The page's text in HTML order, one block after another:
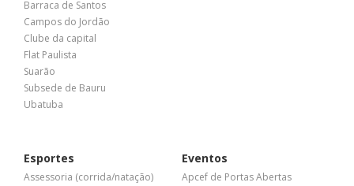
Barraca de Santos
Campos do Jordão
Clube da capital
Flat Paulista
Suarão
Subsede de Bauru
Ubatuba
Esportes
Assessoria (corrida/natação)
Eventos
Apcef de Portas Abertas